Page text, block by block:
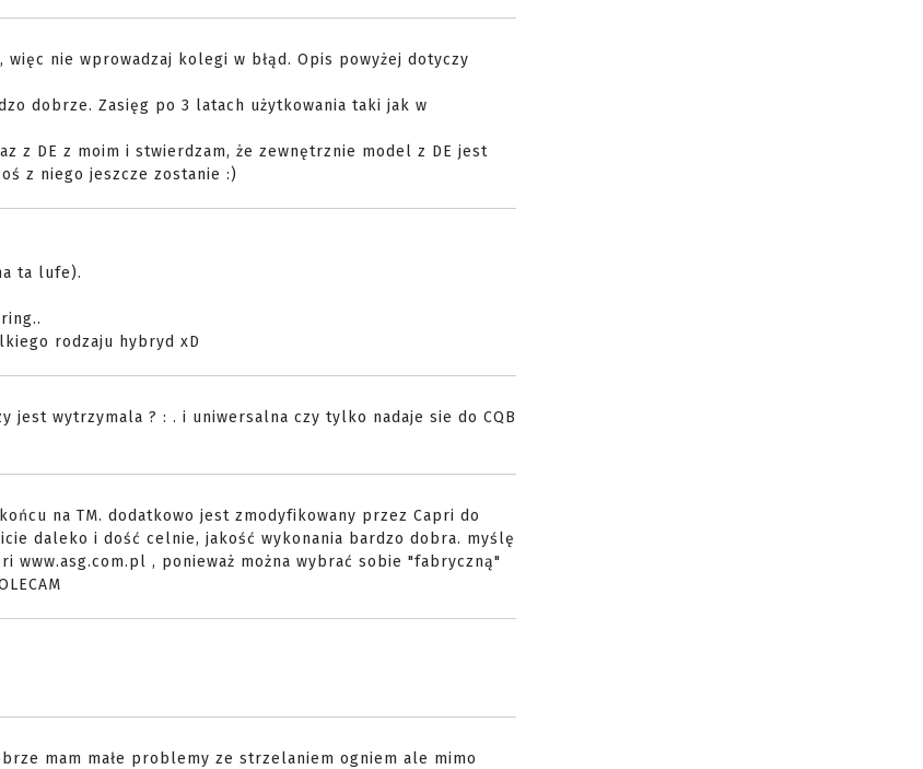
nie wprowadzaj kolegi w błąd. Opis powyżej dotyczy
dobrze. Zasięg po 3 latach użytkowania taki jak w
z DE z moim i stwierdzam, że zewnętrznie model z DE jest
z niego jeszcze zostanie :)
ta lufe).
rodzaju hybryd xD
jest wytrzymala ? : . i uniwersalna czy tylko nadaje sie do CQB
na TM. dodatkowo jest zmodyfikowany przez Capri do
daleko i dość celnie, jakość wykonania bardzo dobra. myślę
, ponieważ można wybrać sobie "fabryczną"
mam małe problemy ze strzelaniem ogniem ale mimo